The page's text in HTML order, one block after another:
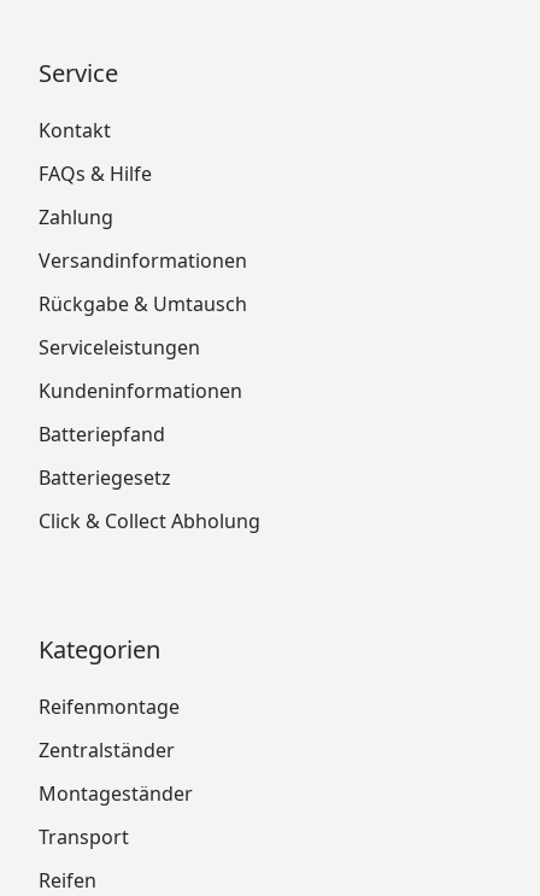
Service
Kontakt
FAQs & Hilfe
Zahlung
Versandinformationen
Rückgabe & Umtausch
Serviceleistungen
Kundeninformationen
Batteriepfand
Batteriegesetz
Click & Collect Abholung
Kategorien
Reifenmontage
Zentralständer
Montageständer
Transport
Reifen